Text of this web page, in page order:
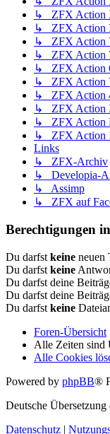
↳ ZFX Action
↳ ZFX Action
↳ ZFX Action
↳ ZFX Action
↳ ZFX Action
↳ ZFX Action
↳ ZFX Action
↳ ZFX Action
↳ ZFX Action
↳ ZFX Action
Links
↳ ZFX-Archiv
↳ Developia-
↳ Assimp
↳ ZFX auf
Berechtigungen
Du darfst keine neuen
Du darfst keine
Du darfst deine
Du darfst deine
Du darfst keine
Foren-Übersicht
Alle Zeiten sind
Alle Cookies
Powered by phpBB®
Deutsche Übersetzung
Datenschutz |